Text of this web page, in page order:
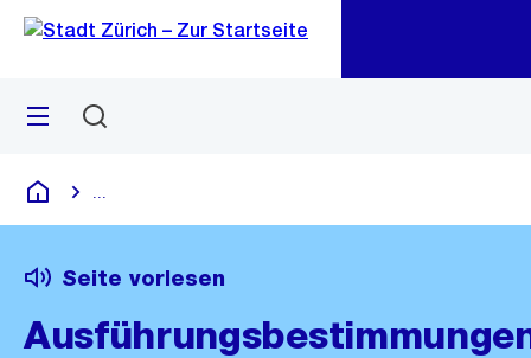
Navigation
Sprunglink
Menü
Deutsch
Seite vorlesen